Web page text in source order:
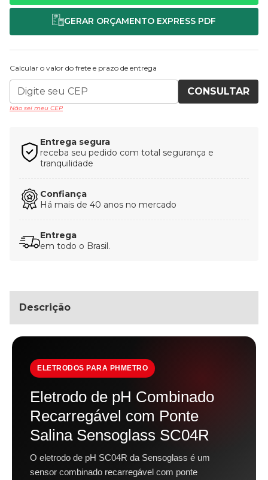
Calcular o valor do frete e prazo de entrega
CONSULTAR
Não sei meu CEP
Entrega segura
receba seu pedido com total segurança e
tranquilidade
Confiança
Há mais de 40 anos no mercado
Entrega
em todo o Brasil.
Descrição
ELETRODOS PARA PHMETRO
Eletrodo de pH Combinado
Recarregável com Ponte
Salina Sensoglass SC04R
O eletrodo de pH SC04R da Sensoglass é um
sensor combinado recarregável com ponte